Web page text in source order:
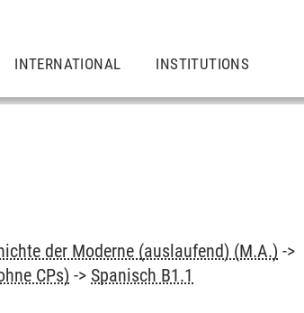
INTERNATIONAL INSTITUTIONS
der Moderne (auslaufend) (M.A.) ->
CPs) -> Spanisch B1.1